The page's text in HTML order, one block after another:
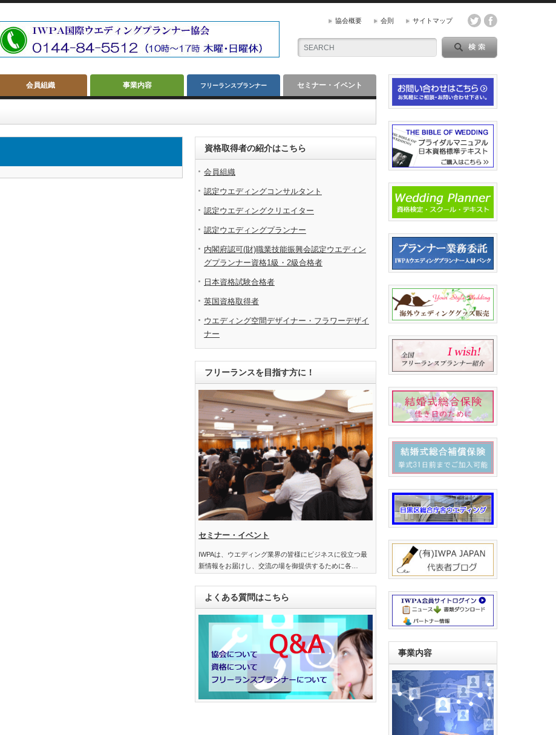
協会概要 会則 サイトマップ
会員組織 事業内容 フリーランスプランナー セミナー・イベント
資格取得者の紹介はこちら
会員組織
認定ウエディングコンサルタント
認定ウエディングクリエイター
認定ウエディングプランナー
内閣府認可(財)職業技能振興会認定ウエディン
グプランナー資格1級・2級合格者
日本資格試験合格者
英国資格取得者
ウエディング空間デザイナー・フラワーデザイ
ナー
フリーランスを目指す方に！
セミナー・イベント
IWPAは、ウエディング業界の皆様にビジネスに役立つ最
新情報をお届けし、交流の場を御提供するために各…
よくある質問はこちら
事業内容